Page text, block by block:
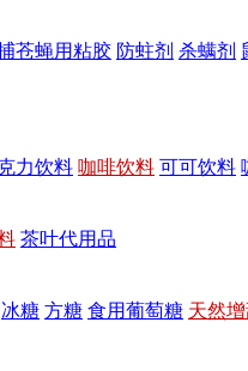
苍蝇用粘胶 防蛀剂 杀螨剂
力饮料 咖啡饮料 可可饮料
茶叶代用品
冰糖 方糖 食用葡萄糖 天然增